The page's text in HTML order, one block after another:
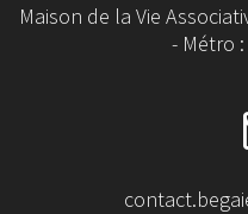
Maison de la Vie
- Métro